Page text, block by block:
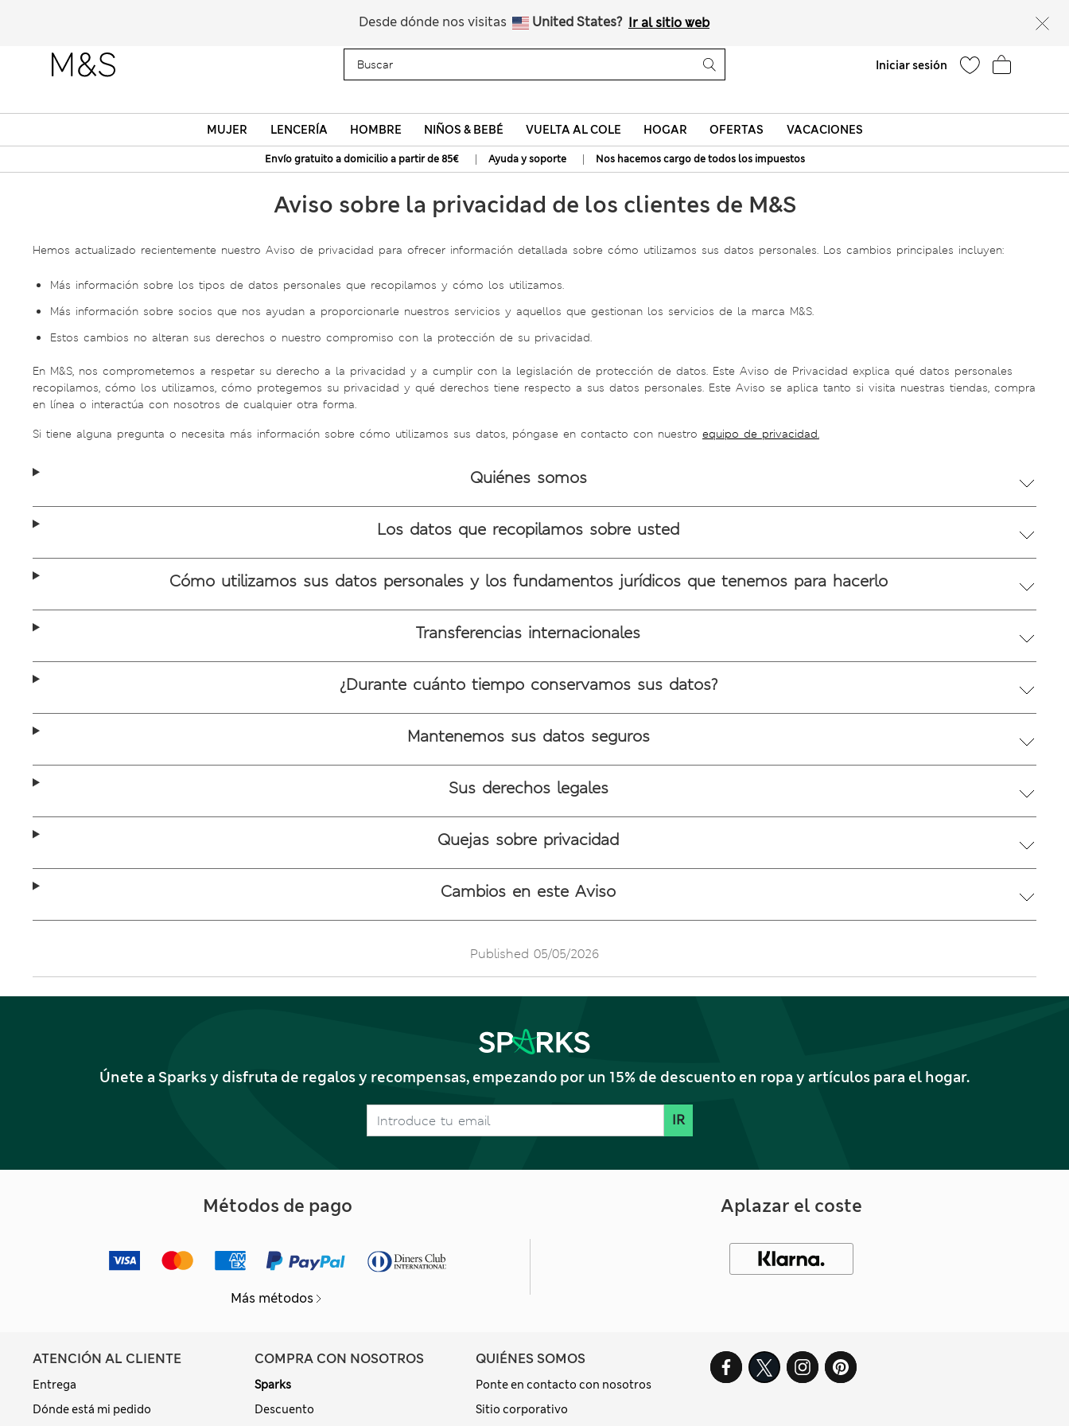
Desde dónde nos visitas United States? Ir al sitio web
Iniciar sesión
MUJER LENCERÍA HOMBRE NIÑOS & BEBÉ VUELTA AL COLE HOGAR OFERTAS VACACIONES
Envío gratuito a domicilio a partir de 85€ | Ayuda y soporte | Nos hacemos cargo de todos los impuestos
Aviso sobre la privacidad de los clientes de M&S
Hemos actualizado recientemente nuestro Aviso de privacidad para ofrecer información detallada sobre cómo utilizamos sus datos personales. Los cambios principales incluyen:
Más información sobre los tipos de datos personales que recopilamos y cómo los utilizamos.
Más información sobre socios que nos ayudan a proporcionarle nuestros servicios y aquellos que gestionan los servicios de la marca M&S.
Estos cambios no alteran sus derechos o nuestro compromiso con la protección de su privacidad.
En M&S, nos comprometemos a respetar su derecho a la privacidad y a cumplir con la legislación de protección de datos. Este Aviso de Privacidad explica qué datos personales
recopilamos, cómo los utilizamos, cómo protegemos su privacidad y qué derechos tiene respecto a sus datos personales. Este Aviso se aplica tanto si visita nuestras tiendas, compra
en línea o interactúa con nosotros de cualquier otra forma.
Si tiene alguna pregunta o necesita más información sobre cómo utilizamos sus datos, póngase en contacto con nuestro equipo de privacidad.
Quiénes somos
Los datos que recopilamos sobre usted
Cómo utilizamos sus datos personales y los fundamentos jurídicos que tenemos para hacerlo
Transferencias internacionales
¿Durante cuánto tiempo conservamos sus datos?
Mantenemos sus datos seguros
Sus derechos legales
Quejas sobre privacidad
Cambios en este Aviso
Published 05/05/2026
Únete a Sparks y disfruta de regalos y recompensas, empezando por un 15% de descuento en ropa y artículos para el hogar.
IR
Métodos de pago
Más métodos
Aplazar el coste
ATENCIÓN AL CLIENTE
Entrega
Dónde está mi pedido
COMPRA CON NOSOTROS
Sparks
Descuento
QUIÉNES SOMOS
Ponte en contacto con nosotros
Sitio corporativo